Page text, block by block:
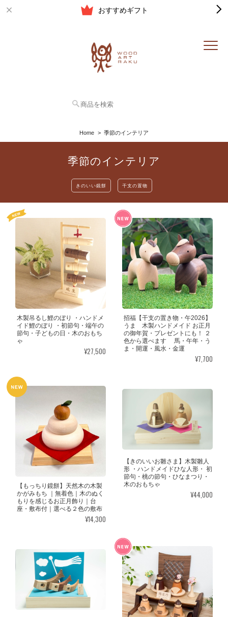
おすすめギフト
Home 季節のインテリア
季節のインテリア
きのいい鏡餅 干支の置物
木製吊るし鯉のぼり ・ハンドメ
イド鯉のぼり ・初節句・端午の
節句・子どもの日・木のおもち
ゃ
¥27,500
招福【干支の置き物・午2026】
うま 木製ハンドメイド お正月
の御年賀・プレゼントにも！ ２
色から選べます 馬・午年・う
ま・開運・風水・金運
¥7,700
【もっちり鏡餅】天然木の木製
かがみもち ｜無着色｜木のぬく
もりを感じるお正月飾り｜台
座・敷布付｜選べる２色の敷布
¥14,300
【きのいいお雛さま】木製雛人
形 ・ハンドメイドひな人形・ 初
節句・桃の節句・ひなまつり・
木のおもちゃ
¥44,000